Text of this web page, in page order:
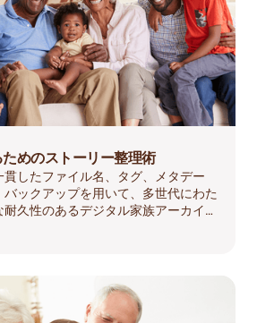
めのストーリー整理術
したファイル名、タグ、メタデー
バックアップを用いて、多世代にわた
久性のあるデジタル家族アーカイブ